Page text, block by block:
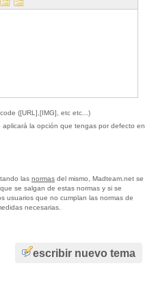
([URL],[IMG], etc etc...)
aplicará la opción que tengas por defecto en
las normas del mismo, Madteam.net se
se salgan de estas normas y si se
usuarios que no cumplan las normas de
necesarias.
escribir nuevo tema